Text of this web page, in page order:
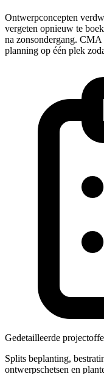
Ontwerpconcepten
vergeten opnieuw te
na zonsondergang. CMA
planning op één plek
Gedetailleerde
Splits beplanting,
ontwerpschetsen en